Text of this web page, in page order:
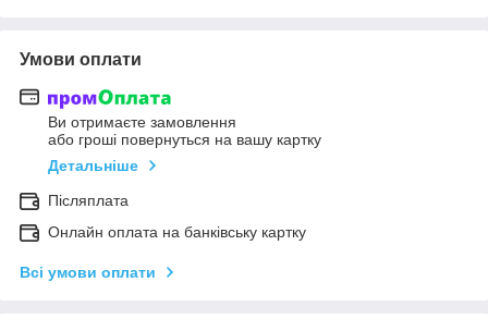
Умови оплати
Ви отримаєте замовлення
або гроші повернуться на вашу картку
Детальніше
Післяплата
Онлайн оплата на банківську картку
Всі умови оплати